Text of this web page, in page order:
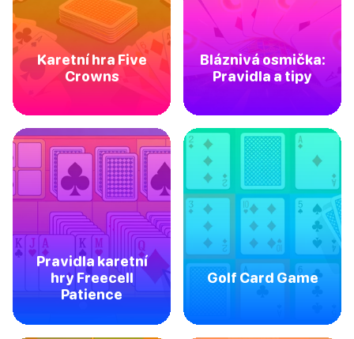
Karetní hra Five
Crowns
Bláznivá osmička:
Pravidla a tipy
Pravidla karetní
hry Freecell
Patience
Golf Card Game